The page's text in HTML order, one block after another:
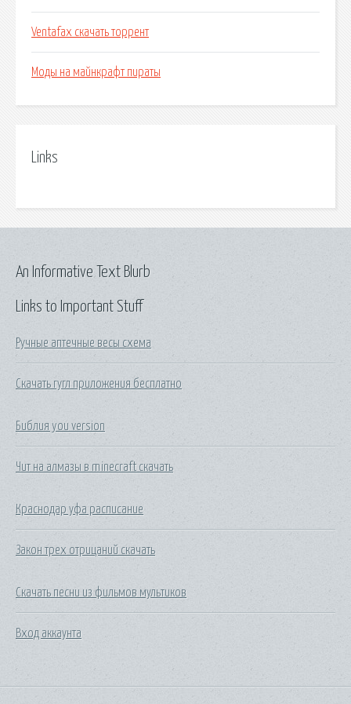
Ventafax скачать торрент
Моды на майнкрафт пираты
Links
Links to Important Stuff
Ручные аптечные весы схема
Скачать гугл приложения бесплатно
Библия you version
Чит на алмазы в minecraft скачать
Краснодар уфа расписание
Закон трех отрицаний скачать
Скачать песни из фильмов мультиков
Вход аккаунта
An Informative Text Blurb